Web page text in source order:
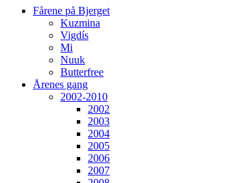
Fårene på Bjerget
Kuzmina
Vigdís
Mi
Nuuk
Butterfree
Årenes gang
2002-2010
2002
2003
2004
2005
2006
2007